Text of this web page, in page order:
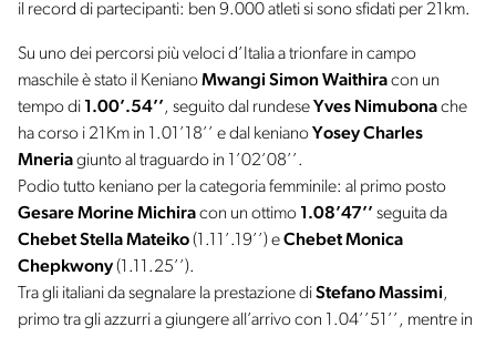
il record di partecipanti: ben 9.000 atleti si sono sfidati per 21km.
Su uno dei percorsi più veloci d’Italia a trionfare in campo
maschile è stato il KenianoMwangi Simon Waithiracon un
tempo di 1.00’.54’’, seguito dal rundeseYves Nimubonache
ha corso i 21Km in 1.01’18’’ e dal kenianoYosey Charles
Mneriagiunto al traguardo in 1’02’08’’.
Podio tutto keniano per la categoria femminile: al primo posto
Gesare Morine Michiracon un ottimo 1.08’47’’ seguita da
Chebet Stella Mateiko(1.11’.19’’) eChebet Monica
Chepkwony(1.11.25’’).
Tra gli italiani da segnalare la prestazione diStefano Massimi,
primo tra gli azzurri a giungere all’arrivo con 1.04’’51’’, mentre in